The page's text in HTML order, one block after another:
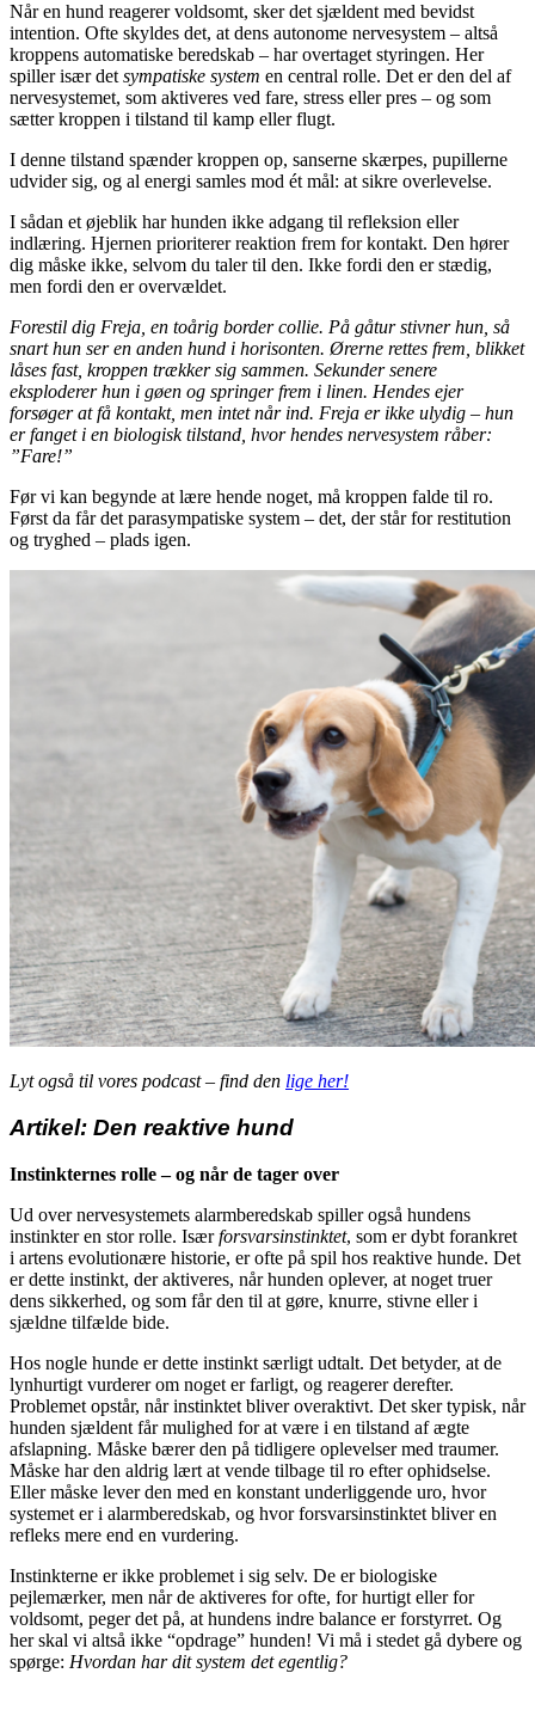
Når en hund reagerer voldsomt, sker det sjældent med bevidst
intention. Ofte skyldes det, at dens autonome nervesystem – altså
kroppens automatiske beredskab – har overtaget styringen. Her
spiller især det sympatiske system en central rolle. Det er den del af
nervesystemet, som aktiveres ved fare, stress eller pres – og som
sætter kroppen i tilstand til kamp eller flugt.
I denne tilstand spænder kroppen op, sanserne skærpes, pupillerne
udvider sig, og al energi samles mod ét mål: at sikre overlevelse.
I sådan et øjeblik har hunden ikke adgang til refleksion eller
indlæring. Hjernen prioriterer reaktion frem for kontakt. Den hører
dig måske ikke, selvom du taler til den. Ikke fordi den er stædig,
men fordi den er overvældet.
Forestil dig Freja, en toårig border collie. På gåtur stivner hun, så
snart hun ser en anden hund i horisonten. Ørerne rettes frem, blikket
låses fast, kroppen trækker sig sammen. Sekunder senere
eksploderer hun i gøen og springer frem i linen. Hendes ejer
forsøger at få kontakt, men intet når ind. Freja er ikke ulydig – hun
er fanget i en biologisk tilstand, hvor hendes nervesystem råber:
”Fare!”
Før vi kan begynde at lære hende noget, må kroppen falde til ro.
Først da får det parasympatiske system – det, der står for restitution
og tryghed – plads igen.
Lyt også til vores podcast – find den lige her!
Artikel: Den reaktive hund
Instinkternes rolle – og når de tager over
Ud over nervesystemets alarmberedskab spiller også hundens
instinkter en stor rolle. Isærforsvarsinstinktet, som er dybt forankret
i artens evolutionære historie, er ofte på spil hos reaktive hunde. Det
er dette instinkt, der aktiveres, når hunden oplever, at noget truer
dens sikkerhed, og som får den til at gøre, knurre, stivne eller i
sjældne tilfælde bide.
Hos nogle hunde er dette instinkt særligt udtalt. Det betyder, at de
lynhurtigt vurderer om noget er farligt, og reagerer derefter.
Problemet opstår, når instinktet bliver overaktivt. Det sker typisk, når
hunden sjældent får mulighed for at være i en tilstand af ægte
afslapning. Måske bærer den på tidligere oplevelser med traumer.
Måske har den aldrig lært at vende tilbage til ro efter ophidselse.
Eller måske lever den med en konstant underliggende uro, hvor
systemet er i alarmberedskab, og hvor forsvarsinstinktet bliver en
refleks mere end en vurdering.
Instinkterne er ikke problemet i sig selv. De er biologiske
pejlemærker, men når de aktiveres for ofte, for hurtigt eller for
voldsomt, peger det på, at hundens indre balance er forstyrret. Og
her skal vi altså ikke “opdrage” hunden! Vi må i stedet gå dybere og
spørge: Hvordan har dit system det egentlig?